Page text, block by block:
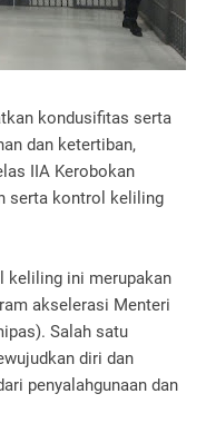
kondusifitas serta
dan ketertiban,
IIA Kerobokan
serta kontrol keliling
keliling ini merupakan
akselerasi Menteri
Salah satu
diri dan
penyalahgunaan dan